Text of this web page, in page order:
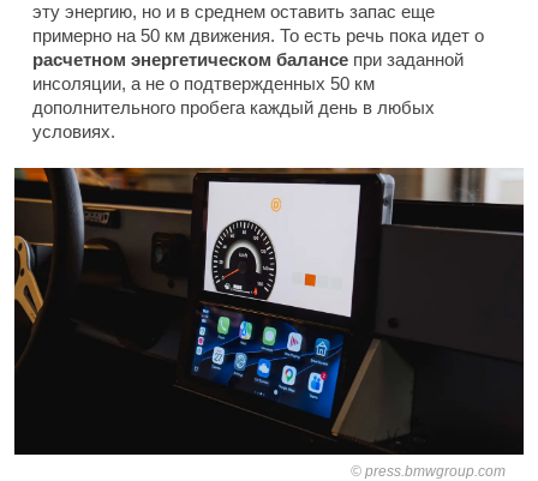
эту энергию, но и в среднем оставить запас еще
примерно на 50 км движения. То есть речь пока идет о
расчетном энергетическом балансе при заданной
инсоляции, а не о подтвержденных 50 км
дополнительного пробега каждый день в любых
условиях.
press.bmwgroup.com